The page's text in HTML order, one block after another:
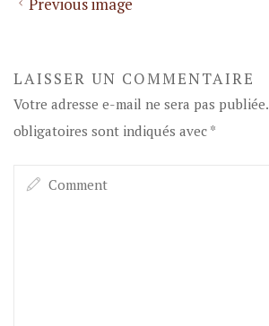
Previous image
LAISSER UN COMMENTAIRE
Votre adresse e-mail ne sera pas publiée.
obligatoires sont indiqués avec *